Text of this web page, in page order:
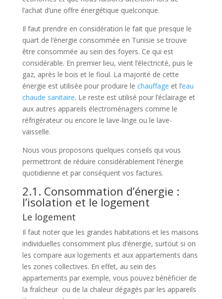
l’achat d’une offre énergétique quelconque.
Il faut prendre en considération le fait que presque le
quart de l’énergie consommée en Tunisie se trouve
être consommée au sein des foyers. Ce qui est
considérable. En premier lieu, vient l’électricité, puis le
gaz, après le bois et le fioul. La majorité de cette
énergie est utilisée pour produire le chauffage et l’eau
chaude sanitaire. Le reste est utilisé pour l’éclairage et
aux autres appareils électroménagers comme le
réfrigérateur ou encore le lave-linge ou le lave-
vaisselle.
Nous vous proposons quelques conseils qui vous
permettront de réduire considérablement l’énergie
quotidienne et par conséquent vos factures.
2.1. Consommation d’énergie :
l’isolation et le logement
Le logement
Il faut noter que les grandes habitations et les maisons
individuelles consomment plus d’énergie, surtout si on
les compare aux logements et aux appartements dans
les zones collectives. En effet, au sein des
appartements par exemple, vous pouvez bénéficier de
la fraîcheur ou de la chaleur dégagés par les appareils